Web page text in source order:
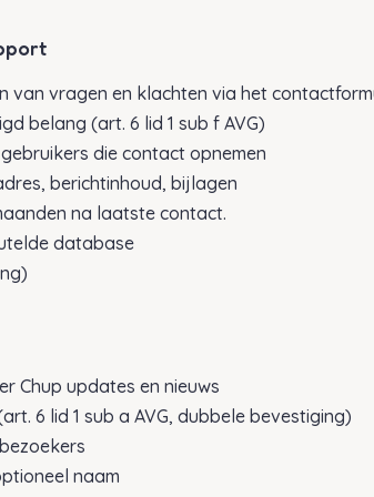
van vragen en klachten via het
belang (art. 6 lid 1 sub f AVG)
die contact opnemen
berichtinhoud, bijlagen
na laatste contact.
database
Chup updates en nieuws
6 lid 1 sub a AVG, dubbele bevestiging)
naam